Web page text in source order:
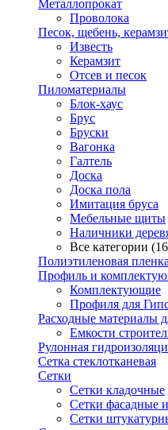
Металлопрокат
Проволока
Песок, щебень,
Известь
Керамзит
Отсев и песок
Пиломатериалы
Блок-хаус
Брус
Бруски
Вагонка
Галтель
Доска
Доска пола
Имитация бруса
Мебельные щиты
Наличники
Все категории
Полиэтиленовая пленка
Профиль и
Комплектующие
Профиля для
Расходные материалы
Емкости
Рулонная
Сетка стеклотканевая
Сетки
Сетки кладочные
Сетки фасадные
Сетки